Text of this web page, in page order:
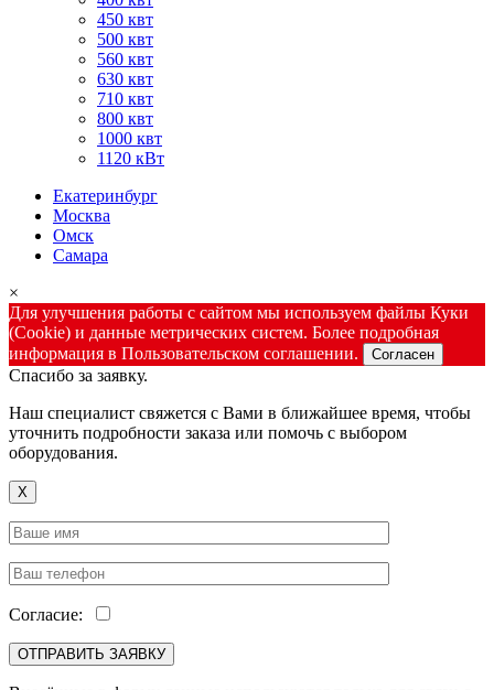
450 квт
500 квт
560 квт
630 квт
710 квт
800 квт
1000 квт
1120 кВт
Екатеринбург
Москва
Омск
Самара
×
Для улучшения работы с сайтом мы используем файлы Куки
(Cookie) и данные метрических систем. Более подробная
информация в Пользовательском соглашении.
Согласен
Спасибо за заявку.
Наш специалист свяжется с Вами в ближайшее время, чтобы
уточнить подробности заказа или помочь с выбором
оборудования.
X
Согласие: